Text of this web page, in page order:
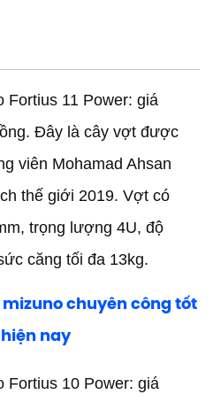
Fortius 11 Power: giá
Đây là cây vợt được
viên Mohamad Ahsan
thế giới 2019. Vợt có
trọng lượng 4U, độ
căng tối đa 13kg.
Fortius 10 Power: giá